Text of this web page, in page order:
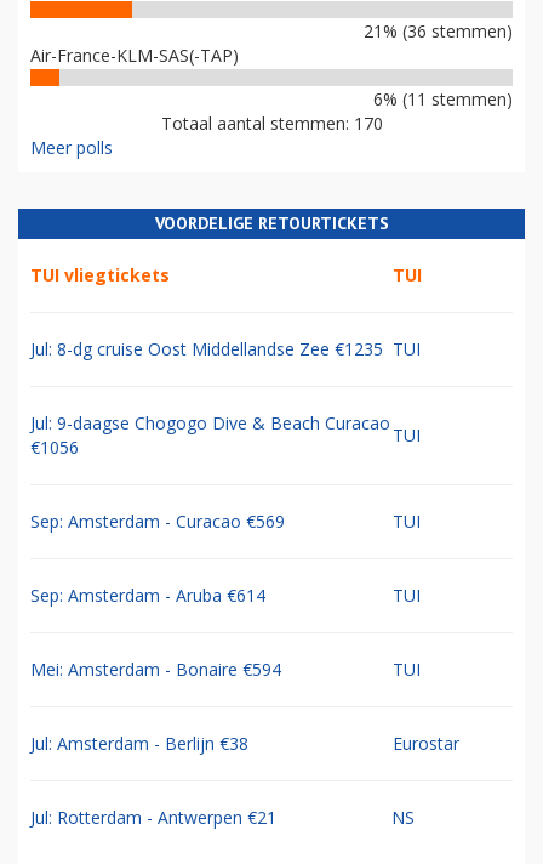
21% (36 stemmen)
Air-France-KLM-SAS(-TAP)
6% (11 stemmen)
Totaal aantal stemmen: 170
Meer polls
VOORDELIGE RETOURTICKETS
TUI vliegtickets TUI
Jul: 8-dg cruise Oost Middellandse Zee €1235 TUI
Jul: 9-daagse Chogogo Dive & Beach Curacao
€1056
TUI
Sep: Amsterdam - Curacao €569 TUI
Sep: Amsterdam - Aruba €614 TUI
Mei: Amsterdam - Bonaire €594 TUI
Jul: Amsterdam - Berlijn €38 Eurostar
Jul: Rotterdam - Antwerpen €21 NS